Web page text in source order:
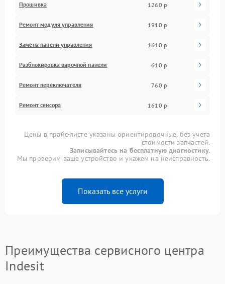
Прошивка 1260 р
Ремонт модуля управления 1910 р
Замена панели управления 1610 р
Разблокировка варочной панели 610 р
Ремонт переключателя 760 р
Ремонт сенсора 1610 р
Цены в прайс-листе указаны ориентировочные, без учета
стоимости запчастей.
Записывайтесь на бесплатную диагностику.
Мы проверим ваше устройство и укажем на неисправность.
Показать все услуги
Преимущества сервисного центра
Indesit